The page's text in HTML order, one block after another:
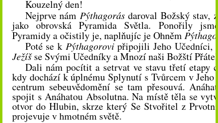
Kouzelný den!
Nejprve nám Pýthagorásdaroval Božský stav,
jako obrovská Pyramida Světla. Ponořily
Pyramidy a očistily je, naplňujíc je Ohněm
Poté se k Pýthagorovipřipojili Jeho Učedníci,
Ježíšse Svými Učedníky a Mnozí naši Božští
Dali nám pocítit a setrvat ve stavu třetí etapy
kdy dochází k úplnému Splynutí s Tvůrcem v Jeho
centrum sebeuvědomění se tam přesouvá.
spojit s Anáhatou Absolutna. Na místě těla se
otvor do Hlubin, skrze který Se Stvořitel z
projevuje v hmotném světě.